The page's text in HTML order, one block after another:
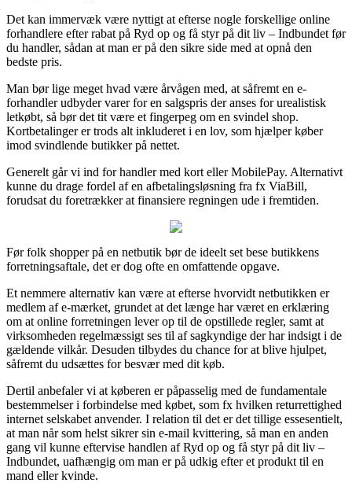
Det kan immervæk være nyttigt at efterse nogle forskellige online
forhandlere efter rabat på Ryd op og få styr på dit liv – Indbundet før
du handler, sådan at man er på den sikre side med at opnå den
bedste pris.
Man bør lige meget hvad være årvågen med, at såfremt en e-
forhandler udbyder varer for en salgspris der anses for urealistisk
letkøbt, så bør det tit være et fingerpeg om en svindel shop.
Kortbetalinger er trods alt inkluderet i en lov, som hjælper køber
imod svindlende butikker på nettet.
Generelt går vi ind for handler med kort eller MobilePay. Alternativt
kunne du drage fordel af en afbetalingsløsning fra fx ViaBill,
forudsat du foretrækker at finansiere regningen ude i fremtiden.
Før folk shopper på en netbutik bør de ideelt set bese butikkens
forretningsaftale, det er dog ofte en omfattende opgave.
Et nemmere alternativ kan være at efterse hvorvidt netbutikken er
medlem af e-mærket, grundet at det længe har været en erklæring
om at online forretningen lever op til de opstillede regler, samt at
virksomheden regelmæssigt ses til af sagkyndige der har indsigt i de
gældende vilkår. Desuden tilbydes du chance for at blive hjulpet,
såfremt du udsættes for besvær med dit køb.
Dertil anbefaler vi at køberen er påpasselig med de fundamentale
bestemmelser i forbindelse med købet, som fx hvilken returrettighed
internet selskabet anvender. I relation til det er det tillige essesentielt,
at man når som helst sikrer sin e-mail kvittering, så man en anden
gang vil kunne eftervise handlen af Ryd op og få styr på dit liv –
Indbundet, uafhængig om man er på udkig efter et produkt til en
mand eller kvinde.